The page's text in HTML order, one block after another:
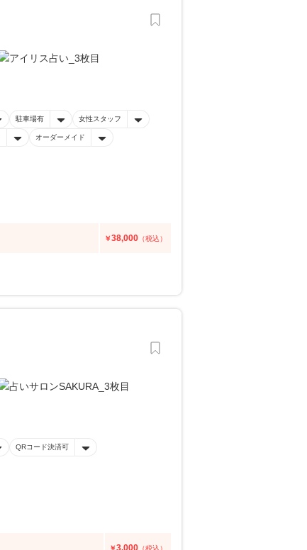
駐車場有 女性スタッフ
オーダーメイド
￥38,000 （税込）
QRコード決済可
￥3,000 （税込）